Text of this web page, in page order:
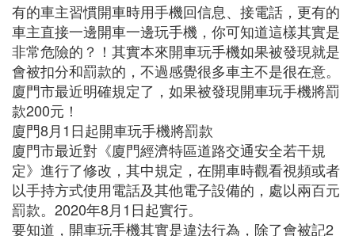
有的車主習慣開車時用手機回信息、接電話，更有的
車主直接一邊開車一邊玩手機，你可知道這樣其實是
非常危險的？！其實本來開車玩手機如果被發現就是
會被扣分和罰款的，不過感覺很多車主不是很在意。
廈門市最近明確規定了，如果被發現開車玩手機將罰
款200元！
廈門8月1日起開車玩手機將罰款
廈門市最近對《廈門經濟特區道路交通安全若干規
定》進行了修改，其中規定，在開車時觀看視頻或者
以手持方式使用電話及其他電子設備的，處以兩百元
罰款。2020年8月1日起實行。
要知道，開車玩手機其實是違法行為，除了會被記2